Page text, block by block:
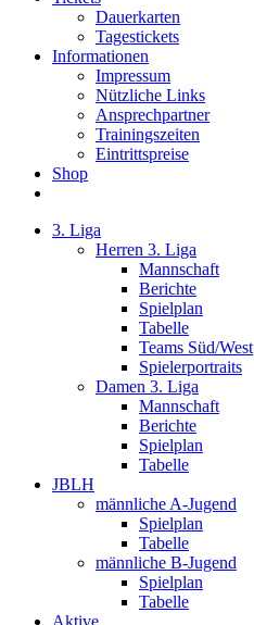
Dauerkarten
Tagestickets
Informationen
Impressum
Nützliche Links
Ansprechpartner
Trainingszeiten
Eintrittspreise
Shop
3. Liga
Herren 3. Liga
Mannschaft
Berichte
Spielplan
Tabelle
Teams Süd/West
Spielerportraits
Damen 3. Liga
Mannschaft
Berichte
Spielplan
Tabelle
JBLH
männliche A-Jugend
Spielplan
Tabelle
männliche B-Jugend
Spielplan
Tabelle
Aktive